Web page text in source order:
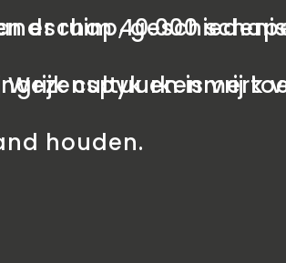
en is vrij
er ruim 40.000
cultuurkenmerk
houden.